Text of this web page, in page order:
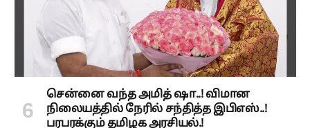
சென்னை வந்த அமித் ஷா..! விமான
நிலையத்தில் நேரில் சந்தித்த இபிஎஸ்..!
பரபரக்கும் தமிழக அரசியல்.!